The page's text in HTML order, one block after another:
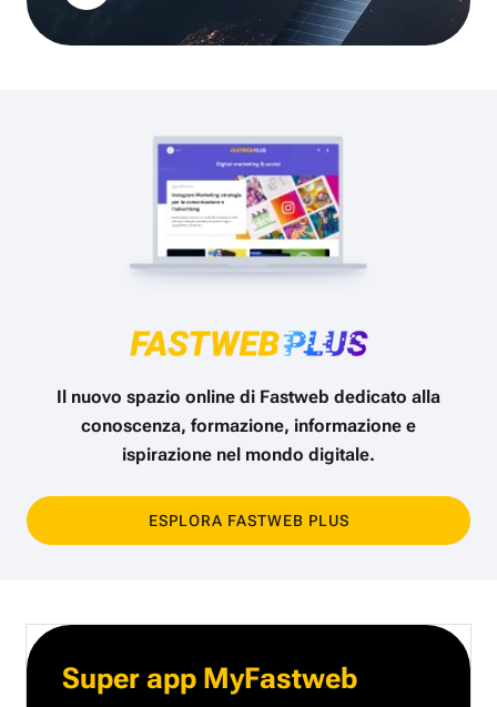
Il nuovo spazio online di Fastweb dedicato alla
conoscenza, formazione, informazione e
ispirazione nel mondo digitale.
ESPLORA FASTWEB PLUS
Super app MyFastweb